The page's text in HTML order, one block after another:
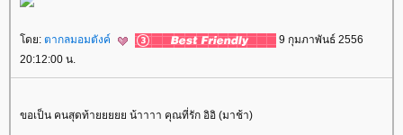
ดย: ตากลมอมตังค์
9 กุมภาพันธ์ 2556
20:12:00 น.
ขอเป็น คนสุดท้ายยยยย น้าาาา คุณที่รัก อิอิ (มาช้า)